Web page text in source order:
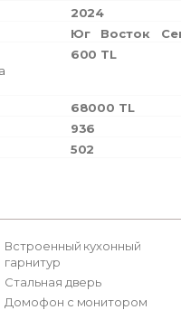
2024
Юг Восток
600 TL
68000 TL
936
502
Встроенный кухонный
гарнитур
Стальная дверь
Домофон с монитором